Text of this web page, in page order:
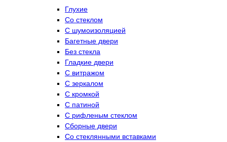
Глухие
Со стеклом
C шумоизоляцией
Багетные двери
Без стекла
Гладкие двери
С витражом
С зеркалом
С кромкой
С патиной
С рифленым стеклом
Сборные двери
Со стеклянными вставками